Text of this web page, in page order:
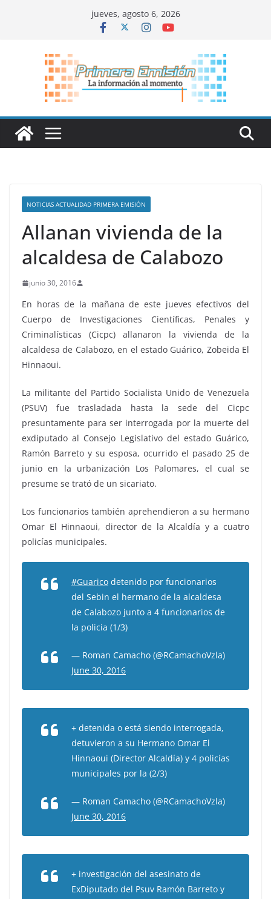
jueves, agosto 6, 2026
NOTICIAS ACTUALIDAD PRIMERA EMISIÓN
Allanan vivienda de la
alcaldesa de Calabozo
junio 30, 2016
En horas de la mañana de este jueves efectivos del
Cuerpo de Investigaciones Científicas, Penales y
Criminalísticas (Cicpc) allanaron la vivienda de la
alcaldesa de Calabozo, en el estado Guárico, Zobeida El
Hinnaoui.
La militante del Partido Socialista Unido de Venezuela
(PSUV) fue trasladada hasta la sede del Cicpc
presuntamente para ser interrogada por la muerte del
exdiputado al Consejo Legislativo del estado Guárico,
Ramón Barreto y su esposa, ocurrido el pasado 25 de
junio en la urbanización Los Palomares, el cual se
presume se trató de un sicariato.
Los funcionarios también aprehendieron a su hermano
Omar El Hinnaoui, director de la Alcaldía y a cuatro
policías municipales.
#Guarico detenido por funcionarios
del Sebin el hermano de la alcaldesa
de Calabozo junto a 4 funcionarios de
la policia (1/3)
— Roman Camacho (@RCamachoVzla)
June 30, 2016
+ detenida o está siendo interrogada,
detuvieron a su Hermano Omar El
Hinnaoui (Director Alcaldía) y 4 policías
municipales por la (2/3)
— Roman Camacho (@RCamachoVzla)
June 30, 2016
+ investigación del asesinato de
ExDiputado del Psuv Ramón Barreto y